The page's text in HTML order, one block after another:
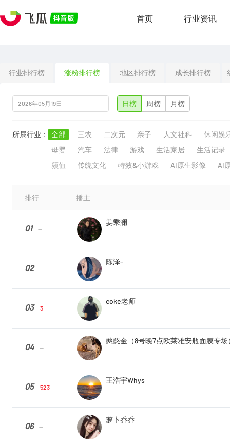
首页 行业资讯
行业排行榜 涨粉排行榜 地区排行榜 成长排行榜
日榜 周榜 月榜
所属行业： 全部 三农 二次元 亲子 人文社科
休闲娱
母婴
汽车 法律 游戏 生活家居
生活记录
颜值
传统文化 特效&小游戏 AI原生影像 AI
排行 播主
01 --
姜乘澜
02 --
陈泽-
03 3
coke老师
04 --
憨憨金（8号晚7点欧莱雅安瓶面膜专场
05 523
王浩宇Whys
06 --
萝卜乔乔